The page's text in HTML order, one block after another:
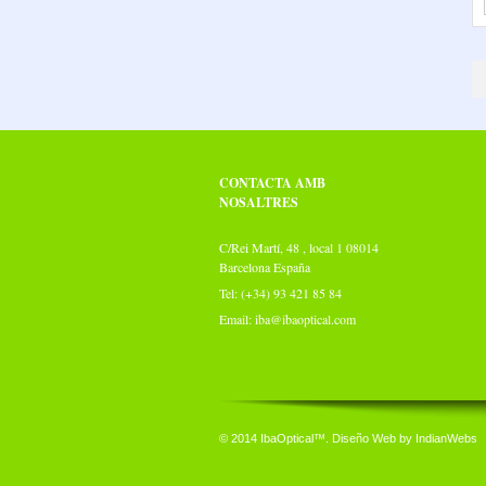
CONTACTA AMB
NOSALTRES
C/Rei Martí, 48 , local 1 08014
Barcelona España
Tel: (+34) 93 421 85 84
Email:iba@ibaoptical.com
© 2014 IbaOptical™. Diseño Web by IndianWebs